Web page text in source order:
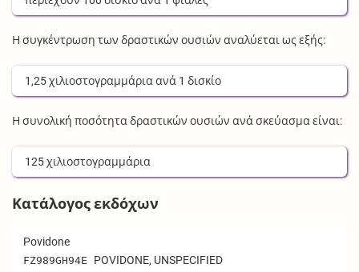
Η συγκέντρωση των δραστικών ουσιών αναλύεται ως εξής:
1,25χιλιοστογραμμάριαανά 1 δισκίο
Η συνολική ποσότητα δραστικών ουσιών ανά σκεύασμα είναι:
125χιλιοστογραμμάρια
Κατάλογος εκδόχων
Povidone
FZ989GH94E POVIDONE, UNSPECIFIED